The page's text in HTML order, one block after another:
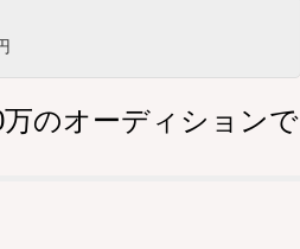
のオーディションで